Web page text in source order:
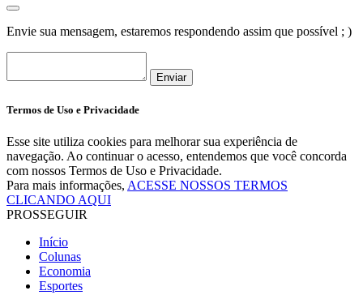
Envie sua mensagem, estaremos respondendo assim que possível ; )
Enviar
Termos de Uso e Privacidade
Esse site utiliza cookies para melhorar sua experiência de
navegação. Ao continuar o acesso, entendemos que você concorda
com nossos Termos de Uso e Privacidade.
Para mais informações, ACESSE NOSSOS TERMOS
CLICANDO AQUI
PROSSEGUIR
Início
Colunas
Economia
Esportes